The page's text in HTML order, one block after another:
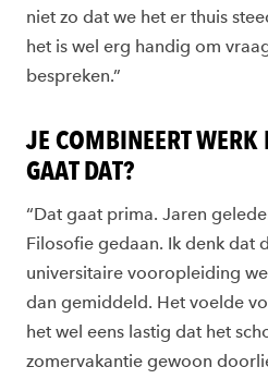
niet zo dat we het er thuis
het is wel erg handig om
bespreken.”
JE COMBINEERT WERK
GAAT DAT?
“Dat gaat prima. Jaren
Filosofie gedaan. Ik denk dat
universitaire vooropleiding
dan gemiddeld. Het voelde
het wel eens lastig dat het
zomervakantie gewoon